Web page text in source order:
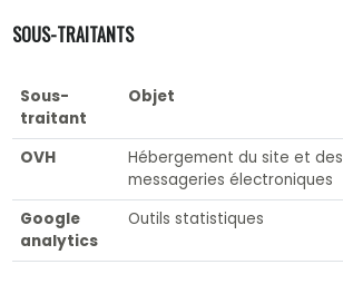
SOUS-TRAITANTS
Sous-
traitant
Objet
OVH
Hébergement du site et des
messageries électroniques
Google
analytics
Outils statistiques